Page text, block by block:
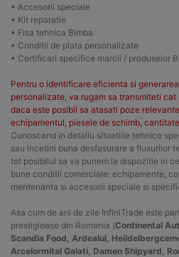
• Accesorii speciale
• Kit reparatie
• Fisa tehnica Bimba
• Conditii de plata personalizate
• Certificari specifice marcii / produselor
Pentru o identificare eficienta si
personalizate, va rugam sa transmiteti
daca este posibil sa atasati poze
echipamentul, piesele de schimb,
Cunoscand in detaliu situatiile tehnice
sau incetini buna desfasurare a fluxurilor
tot posibilul sa va punem la dispozitie in
bune conditii comerciale: echipamente,
mentenanta si accesorii speciale si
Asa cum de ani de zile InfiniTrade este
prestigioase din Romania (Continental
Scandia Food, Ardealul,
Arcelormital Galati, Damen Shipyard,